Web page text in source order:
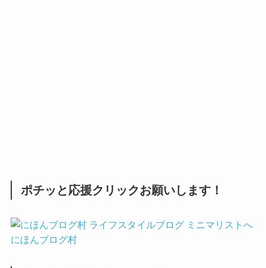
ポチッと応援クリックお願いします！
にほんブログ村